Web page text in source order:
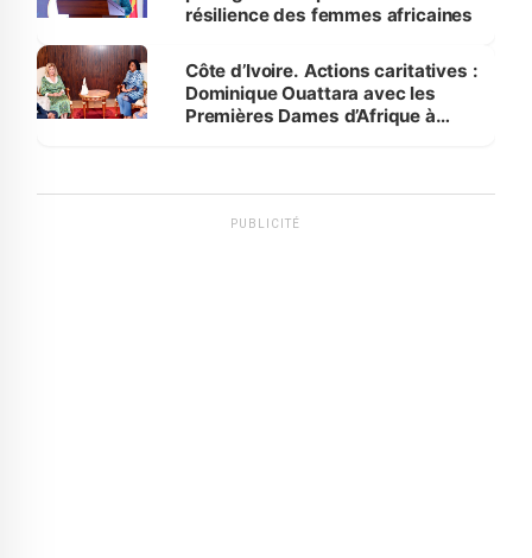
résilience des femmes africaines
Côte d’Ivoire. Actions caritatives :
Dominique Ouattara avec les
Premières Dames d’Afrique à
PUBLICITÉ